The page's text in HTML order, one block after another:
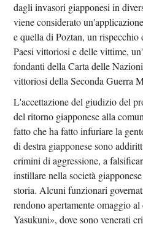
dagli invasori giapponesi in
viene considerato
e quella di Poztan, un
Paesi vittoriosi e delle vittime,
fondanti della Carta delle
vittoriosi della Seconda Guerra
L'accettazione del giudizio del
del ritorno giapponese alla
fatto che ha fatto infuriare la
di destra giapponese sono
crimini di aggressione, a
instillare nella società
storia. Alcuni funzionari
rendono apertamente omaggio
Yasukuni», dove sono venerati